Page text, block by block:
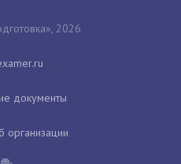
2026
документы
организации